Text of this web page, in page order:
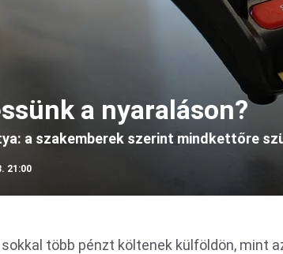
a nyaraláson?
a szakemberek szerint mindkettőre
21:00
több pénzt költenek külföldön, mint